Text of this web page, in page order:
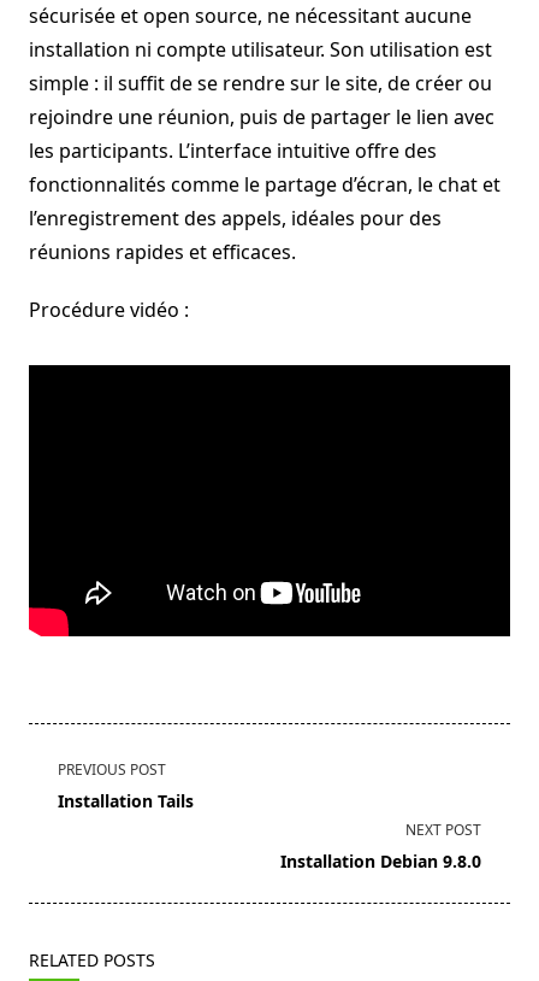
sécurisée et open source, ne nécessitant aucune
installation ni compte utilisateur. Son utilisation est
simple : il suffit de se rendre sur le site, de créer ou
rejoindre une réunion, puis de partager le lien avec
les participants. L’interface intuitive offre des
fonctionnalités comme le partage d’écran, le chat et
l’enregistrement des appels, idéales pour des
réunions rapides et efficaces.
Procédure vidéo :
<span
class="nav-
text">Page</span>
PREVIOUS POST
Installation Tails
NEXT POST
Installation Debian 9.8.0
RELATED POSTS